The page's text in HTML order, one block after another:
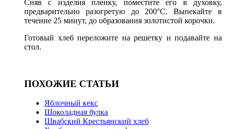
Сняв с изделия пленку, поместите его в духовку,
предварительно разогретую до 200°С. Выпекайте в
течение 25 минут, до образования золотистой корочки.
Готовый хлеб переложите на решетку и подавайте на
стол.
ПОХОЖИЕ СТАТЬИ
Яблочный кекс
Шоколадная булка
Швабский Крестьянский хлеб